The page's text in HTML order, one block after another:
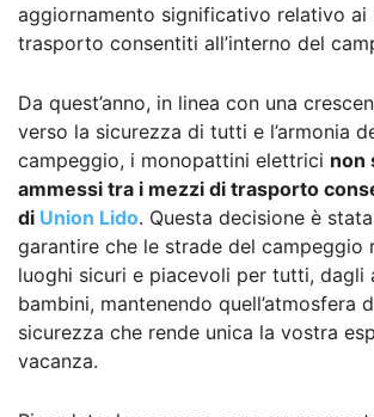
aggiornamento significativo relativo ai
trasporto consentiti all’interno del
Da quest’anno, in linea con una
verso la sicurezza di tutti e l’armonia
campeggio, i monopattini elettrici non
ammessi tra i mezzi di trasporto
di Union Lido. Questa decisione è
garantire che le strade del campeggio
luoghi sicuri e piacevoli per tutti, dagli
bambini, mantenendo quell’atmosfera
sicurezza che rende unica la vostra
vacanza.